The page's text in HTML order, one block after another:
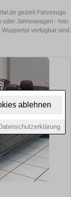
ablehnen
gezielt Fahrzeuge
oder Jahreswagen - hier
verfügbar sind.